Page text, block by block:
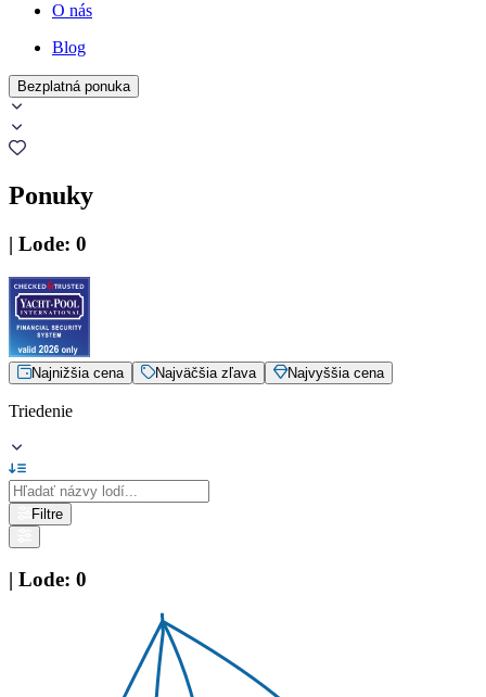
O nás
Blog
Bezplatná ponuka
Ponuky
| Lode: 0
Najnižšia cena Najväčšia zľava Najvyššia cena
Triedenie
Filtre
| Lode: 0